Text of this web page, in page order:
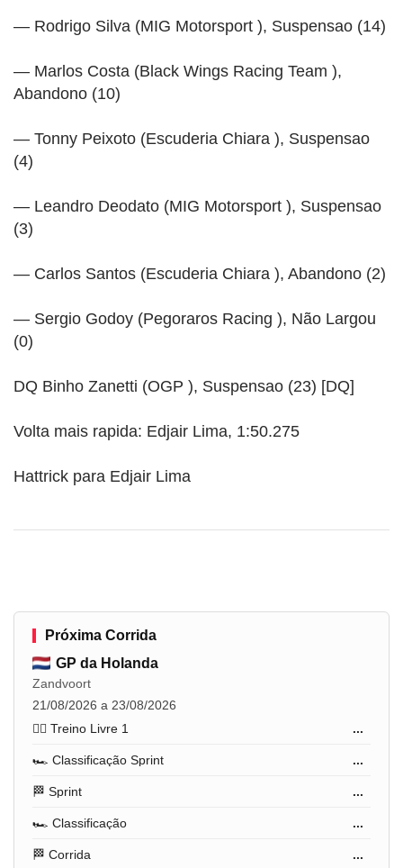
— Rodrigo Silva (MIG Motorsport ), Suspensao (14)
— Marlos Costa (Black Wings Racing Team ),
Abandono (10)
— Tonny Peixoto (Escuderia Chiara ), Suspensao
(4)
— Leandro Deodato (MIG Motorsport ), Suspensao
(3)
— Carlos Santos (Escuderia Chiara ), Abandono (2)
— Sergio Godoy (Pegoraros Racing ), Não Largou
(0)
DQ Binho Zanetti (OGP ), Suspensao (23) [DQ]
Volta mais rapida: Edjair Lima, 1:50.275
Hattrick para Edjair Lima
Próxima Corrida
GP da Holanda
Zandvoort
21/08/2026 a 23/08/2026
🏋️‍♂️ Treino Livre 1
...
🏎️ Classificação Sprint ...
🏁 Sprint ...
🏎️ Classificação ...
🏁 Corrida ...